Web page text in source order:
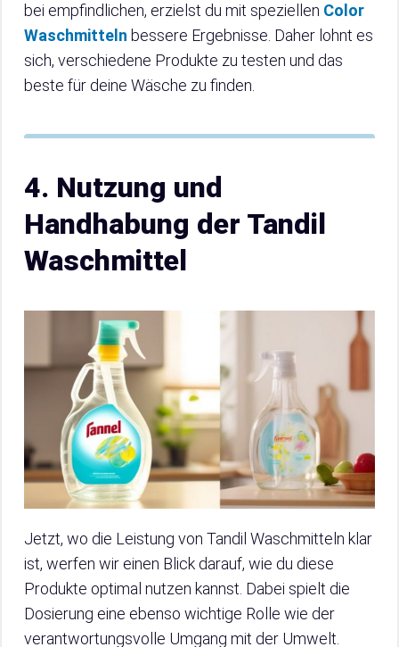
bei empfindlichen, erzielst du mit speziellen Color
Waschmitteln bessere Ergebnisse. Daher lohnt es
sich, verschiedene Produkte zu testen und das
beste für deine Wäsche zu finden.
4. Nutzung und
Handhabung der Tandil
Waschmittel
Jetzt, wo die Leistung von Tandil Waschmitteln klar
ist, werfen wir einen Blick darauf, wie du diese
Produkte optimal nutzen kannst. Dabei spielt die
Dosierung eine ebenso wichtige Rolle wie der
verantwortungsvolle Umgang mit der Umwelt.